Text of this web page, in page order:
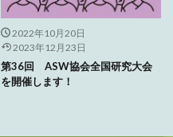
2022年10月20日
2023年12月23日
第36回 ASW協会全国研究大会
を開催します！